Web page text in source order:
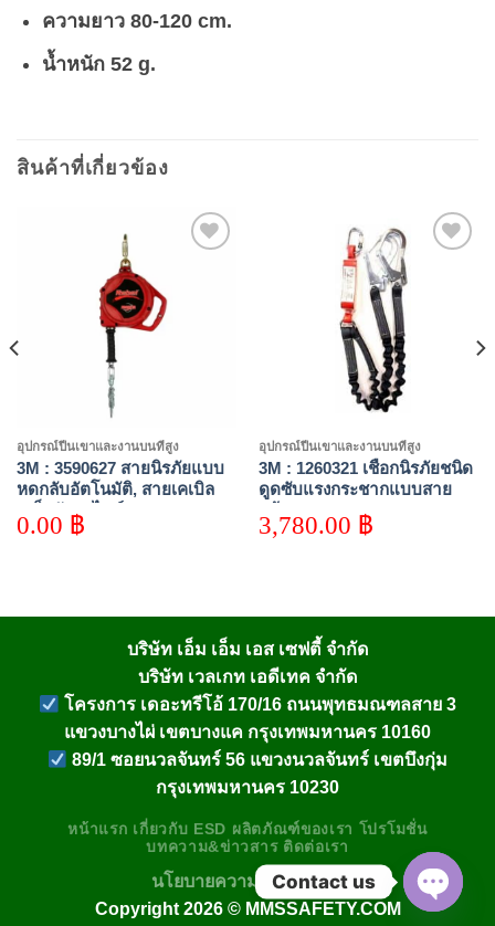
ความยาว 80-120 cm.
น้ำหนัก 52 g.
สินค้าที่เกี่ยวข้อง
อุปกรณ์ปีนเขาและงานบนที่สูง
3M : 3590627 สายนิรภัยแบบ
หดกลับอัตโนมัติ, สายเคเบิล
เหล็กกัลวาไนซ์ ยาว 15 เมตร
0.00 ฿
อุปกรณ์ปีนเขาและงานบนที่สูง
3M : 1260321 เชือกนิรภัยชนิด
ดูดซับแรงกระชากแบบสาย
คล้อง 2 สาย ความยาว 2 เมตร
3,780.00 ฿
บริษัท เอ็ม เอ็ม เอส เซฟตี้ จำกัด
บริษัท เวลเกท เอดีเทค จำกัด
โครงการ เดอะทรีโอ้ 170/16 ถนนพุทธมณฑลสาย 3
แขวงบางไผ่ เขตบางแค กรุงเทพมหานคร 10160
89/1 ซอยนวลจันทร์ 56 แขวงนวลจันทร์ เขตบึงกุ่ม
กรุงเทพมหานคร 10230
หน้าแรก เกี่ยวกับ ESD ผลิตภัณฑ์ของเรา โปรโมชั่น
บทความ&ข่าวสาร ติดต่อเรา
นโยบายความเป็นส่วนตัว
Copyright 2026 © MMSSAFETY.COM
Contact us